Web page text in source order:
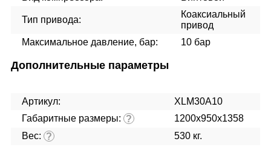
Тип привода:
Коаксиальный
привод
Максимальное давление, бар:
10 бар
Дополнительные параметры
Артикул:
XLM30A10
Габаритные размеры: ?
1200x950x1358
Вес: ? 530 кг.